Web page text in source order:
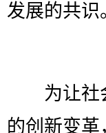
发展的共识
为让社会
的创新变